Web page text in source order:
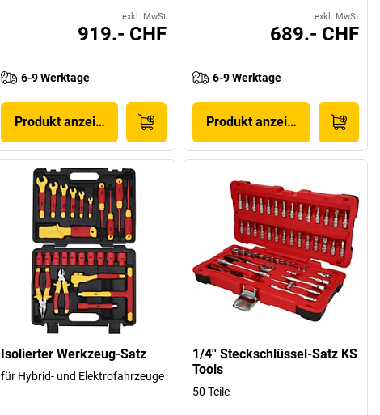
exkl. MwSt
919.- CHF
6-9 Werktage
Produkt anzeigen
exkl. MwSt
689.- CHF
6-9 Werktage
Produkt anzeigen
Isolierter Werkzeug-Satz
für Hybrid- und Elektrofahrzeuge
1/4'' Steckschlüssel-Satz KS
Tools
50 Teile